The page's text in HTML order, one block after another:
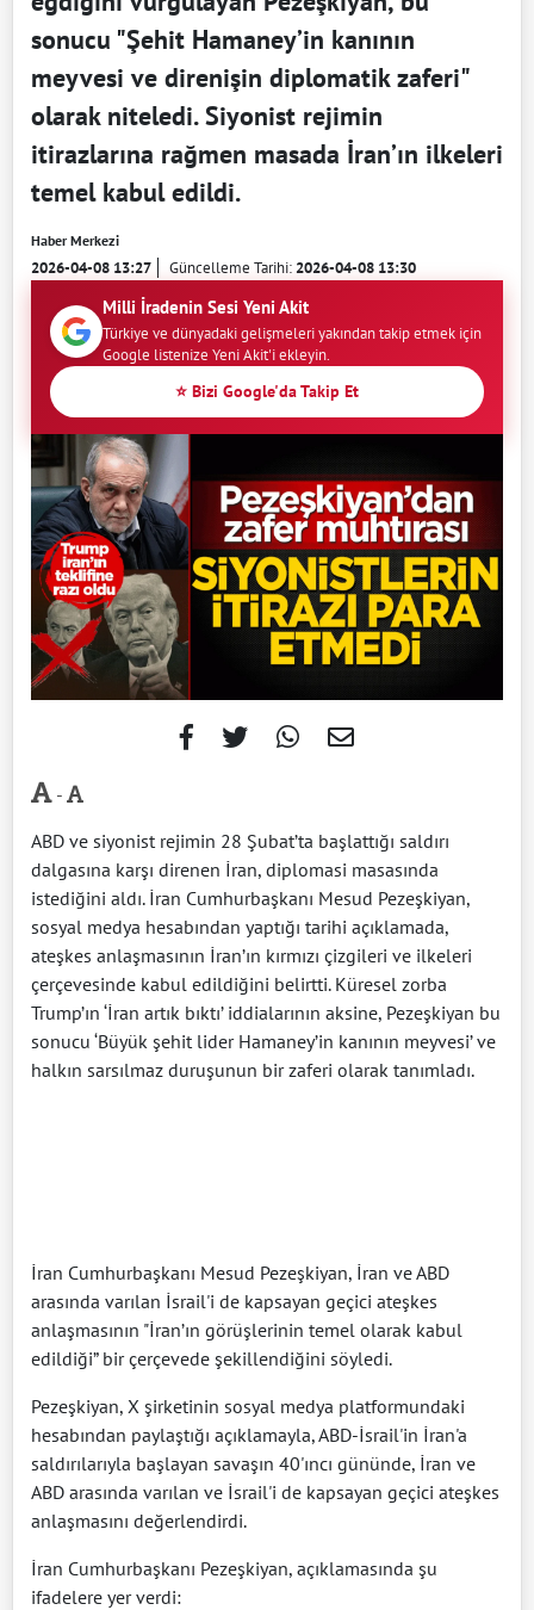
sonucu "Şehit Hamaney’in kanının
meyvesi ve direnişin diplomatik zaferi"
olarak niteledi. Siyonist rejimin
itirazlarına rağmen masada İran’ın ilkeleri
temel kabul edildi.
Haber Merkezi
2026-04-08 13:27 Güncelleme Tarihi:2026-04-08 13:30
Milli İradenin Sesi Yeni Akit
Türkiye ve dünyadaki gelişmeleri yakından takip etmek için
Google listenize Yeni Akit'i ekleyin.
⭐ Bizi Google'da Takip Et
-
ABD ve siyonist rejimin 28 Şubat’ta başlattığı saldırı
dalgasına karşı direnen İran, diplomasi masasında
istediğini aldı. İran Cumhurbaşkanı Mesud Pezeşkiyan,
sosyal medya hesabından yaptığı tarihi açıklamada,
ateşkes anlaşmasının İran’ın kırmızı çizgileri ve ilkeleri
çerçevesinde kabul edildiğini belirtti. Küresel zorba
Trump’ın ‘İran artık bıktı’ iddialarının aksine, Pezeşkiyan bu
sonucu ‘Büyük şehit lider Hamaney’in kanının meyvesi’ ve
halkın sarsılmaz duruşunun bir zaferi olarak tanımladı.
İran Cumhurbaşkanı Mesud Pezeşkiyan, İran ve ABD
arasında varılan İsrail'i de kapsayan geçici ateşkes
anlaşmasının "İran’ın görüşlerinin temel olarak kabul
edildiği” bir çerçevede şekillendiğini söyledi.
Pezeşkiyan, X şirketinin sosyal medya platformundaki
hesabından paylaştığı açıklamayla, ABD-İsrail'in İran'a
saldırılarıyla başlayan savaşın 40'ıncı gününde, İran ve
ABD arasında varılan ve İsrail'i de kapsayan geçici ateşkes
anlaşmasını değerlendirdi.
İran Cumhurbaşkanı Pezeşkiyan, açıklamasında şu
ifadelere yer verdi: